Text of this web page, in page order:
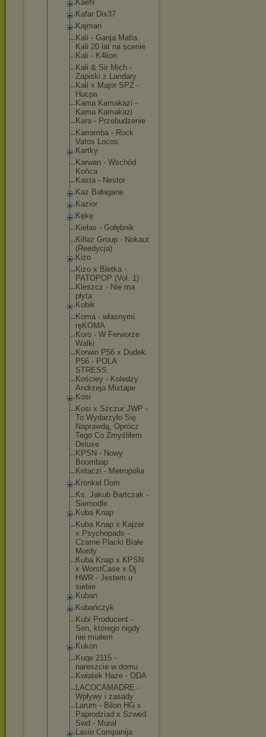
KaeN
Kafar Dix37
Kajman
Kali - Ganja Mafia.
Kali 20 lat na scenie
Kali - K4lion
Kali & Sir Mich -
Zapiski z Landary
Kali x Major SPZ -
Hucpa
Kama Kamakazi -
Kama Kamakazi
Kara - Przebudzenie
Karramba - Rock
Vatos Locos
Kartky
Karwan - Wschód
Końca
Kasta - Nestor
Kaz Bałagane
Kazior
Kękę
Kiełas - Gołębnik
Killaz Group - Nokaut
(Reedycja)
Kizo
Kizo x Bletka -
PATOPOP (Vol. 1)
Kleszcz - Nie ma
płyta
Kobik
Koma - własnymi
ręKOMA
Koro - W Ferworze
Walki
Korwin P56 x Dudek
P56 - POLA
STRESS
Kościey - Koledzy
Andrzeja Mixtape
Kosi
Kosi x Szczur JWP -
To Wydarzyło Się
Naprawdą, Oprócz
Tego Co Zmyśliłem
Deluxe
KPSN - Nowy
Boombap
Kritaczi - Metropolia
Kronkel Dom
Ks. Jakub Bartczak -
Siemodle
Kuba Knap
Kuba Knap x Kajzer
x Psychopads -
Czarne Placki Białe
Mordy
Kuba Knap x KPSN
x WorstCase x Dj
HWR - Jestem u
siebie
Kuban
Kubańczyk
Kubi Producent -
Sen, którego nigdy
nie miałem
Kukon
Kuqe 2115 -
nareszcie w domu
Kwiatek Haze - ODA
LACOCAMADRE -
Wpływy i zasady
Larum - Bilon HG x
Paprodziad x Szwed
Swd - Mural
Lasio Companija